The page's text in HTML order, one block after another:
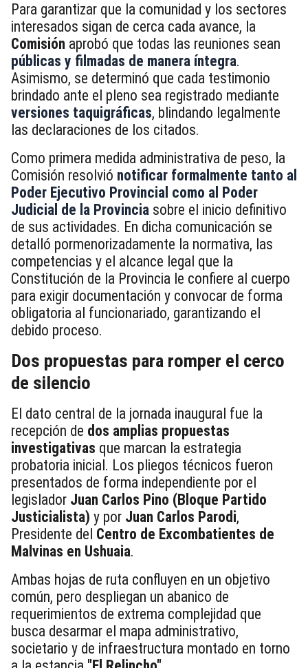
Para garantizar que la comunidad y los sectores
interesados sigan de cerca cada avance, la
Comisión aprobó que todas las reuniones sean
públicas y filmadas de manera íntegra.
Asimismo, se determinó que cada testimonio
brindado ante el pleno sea registrado mediante
versiones taquigráficas, blindando legalmente
las declaraciones de los citados.
Como primera medida administrativa de peso, la
Comisión resolvió notificar formalmente tanto al
Poder Ejecutivo Provincial como al Poder
Judicial de la Provincia sobre el inicio definitivo
de sus actividades. En dicha comunicación se
detalló pormenorizadamente la normativa, las
competencias y el alcance legal que la
Constitución de la Provincia le confiere al cuerpo
para exigir documentación y convocar de forma
obligatoria al funcionariado, garantizando el
debido proceso.
Dos propuestas para romper el cerco
de silencio
El dato central de la jornada inaugural fue la
recepción de dos amplias propuestas
investigativas que marcan la estrategia
probatoria inicial. Los pliegos técnicos fueron
presentados de forma independiente por el
legislador Juan Carlos Pino (Bloque Partido
Justicialista) y por Juan Carlos Parodi,
Presidente del Centro de Excombatientes de
Malvinas en Ushuaia.
Ambas hojas de ruta confluyen en un objetivo
común, pero despliegan un abanico de
requerimientos de extrema complejidad que
busca desarmar el mapa administrativo,
societario y de infraestructura montado en torno